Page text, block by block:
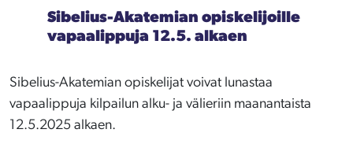
Sibelius-Akatemian opiskelijoille
vapaalippuja 12.5. alkaen
Sibelius-Akatemian opiskelijat voivat lunastaa
vapaalippuja kilpailun alku- ja välieriin maanantaista
12.5.2025 alkaen.